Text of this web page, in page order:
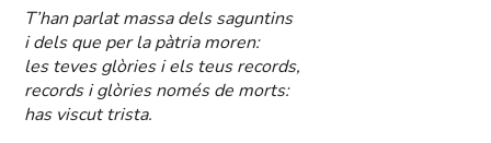
T’han parlat massa dels saguntins
i dels que per la pàtria moren:
les teves glòries i els teus records,
records i glòries només de morts:
has viscut trista.